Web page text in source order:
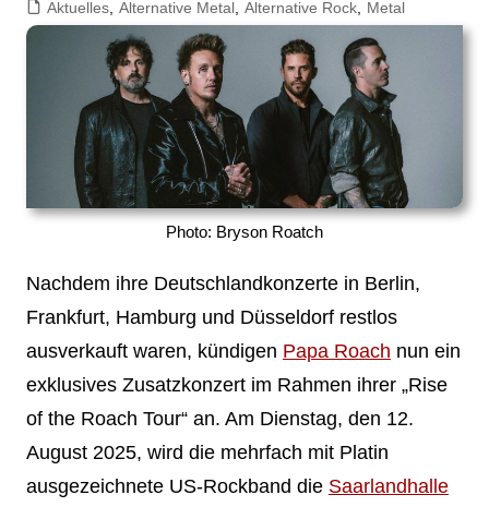
Aktuelles, Alternative Metal, Alternative Rock, Metal
Photo: Bryson Roatch
Nachdem ihre Deutschlandkonzerte in Berlin,
Frankfurt, Hamburg und Düsseldorf restlos
ausverkauft waren, kündigen Papa Roach nun ein
exklusives Zusatzkonzert im Rahmen ihrer „Rise
of the Roach Tour“ an. Am Dienstag, den 12.
August 2025, wird die mehrfach mit Platin
ausgezeichnete US-Rockband die Saarlandhalle